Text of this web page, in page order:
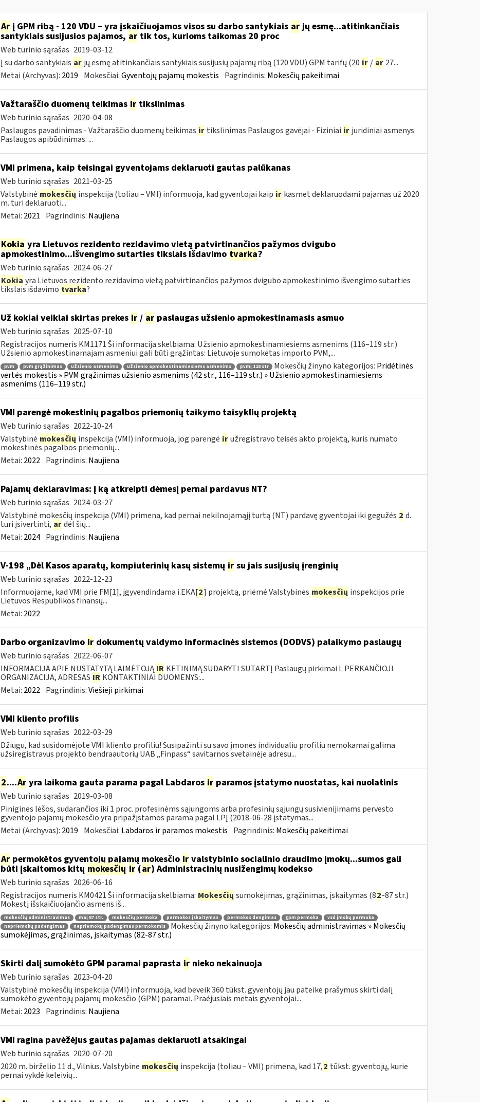
Arį GPM ribą - 120 VDU – yra įskaičiuojamos visos su darbo santykiais arjų esmę...atitinkančiais
santykiais susijusios pajamos, artik tos, kurioms taikomas 20 proc
Web turinio sąrašas 2019-03-12
Į su darbo santykiais ar jų esmę atitinkančiais santykiais susijusių pajamų ribą (120 VDU) GPM tarifų (20 ir / ar 27...
Metai (Archyvas): 2019 Mokesčiai:Gyventojų pajamų mokestis Pagrindinis: Mokesčių pakeitimai
Važtaraščio duomenų teikimas irtikslinimas
Web turinio sąrašas 2020-04-08
Paslaugos pavadinimas - Važtaraščio duomenų teikimas ir tikslinimas Paslaugos gavėjai - Fiziniai ir juridiniai asmenys
Paslaugos apibūdinimas: ...
VMI primena, kaip teisingai gyventojams deklaruoti gautas palūkanas
Web turinio sąrašas 2021-03-25
Valstybinė mokesčių inspekcija (toliau – VMI) informuoja, kad gyventojai kaip ir kasmet deklaruodami pajamas už 2020
m. turi deklaruoti...
Metai: 2021 Pagrindinis: Naujiena
Kokia yra Lietuvos rezidento rezidavimo vietą patvirtinančios pažymos dvigubo
apmokestinimo...išvengimo sutarties tikslais išdavimo tvarka?
Web turinio sąrašas 2024-06-27
Kokia yra Lietuvos rezidento rezidavimo vietą patvirtinančios pažymos dvigubo apmokestinimo išvengimo sutarties
tikslais išdavimo tvarka?
Už kokiai veiklai skirtas prekes ir/ arpaslaugas užsienio apmokestinamasis asmuo
Web turinio sąrašas 2025-07-10
Registracijos numeris KM1171 Ši informacija skelbiama: Užsienio apmokestinamiesiems asmenims (116–119 str.)
Užsienio apmokestinamajam asmeniui gali būti grąžintas: Lietuvoje sumokėtas importo PVM,...
pvm pvm grąžinimas užsienio asmenims užsienio apmokestinamiesiems asmenims pvmį 118 str Mokesčių žinyno kategorijos: Pridėtinės
vertės mokestis » PVM grąžinimas užsienio asmenims (42 str., 116–119 str.) » Užsienio apmokestinamiesiems
asmenims (116–119 str.)
VMI parengė mokestinių pagalbos priemonių taikymo taisyklių projektą
Web turinio sąrašas 2022-10-24
Valstybinė mokesčių inspekcija (VMI) informuoja, jog parengė ir užregistravo teisės akto projektą, kuris numato
mokestinės pagalbos priemonių...
Metai: 2022 Pagrindinis: Naujiena
Pajamų deklaravimas: į ką atkreipti dėmesį pernai pardavus NT?
Web turinio sąrašas 2024-03-27
Valstybinė mokesčių inspekcija (VMI) primena, kad pernai nekilnojamąjį turtą (NT) pardavę gyventojai iki gegužės 2 d.
turi įsivertinti, ar dėl šių...
Metai: 2024 Pagrindinis: Naujiena
V-198 „Dėl Kasos aparatų, kompiuterinių kasų sistemų irsu jais susijusių įrenginių
Web turinio sąrašas 2022-12-23
Informuojame, kad VMI prie FM[1], įgyvendindama i.EKA[2] projektą, priėmė Valstybinės mokesčių inspekcijos prie
Lietuvos Respublikos finansų...
Metai: 2022
Darbo organizavimo irdokumentų valdymo informacinės sistemos (DODVS) palaikymo paslaugų
Web turinio sąrašas 2022-06-07
INFORMACIJA APIE NUSTATYTĄ LAIMĖTOJĄIR KETINIMĄ SUDARYTI SUTARTĮ Paslaugų pirkimai I. PERKANČIOJI
ORGANIZACIJA, ADRESAS IR KONTAKTINIAI DUOMENYS:...
Metai: 2022 Pagrindinis:Viešieji pirkimai
VMI kliento profilis
Web turinio sąrašas 2022-03-29
Džiugu, kad susidomėjote VMI kliento profiliu! Susipažinti su savo įmonės individualiu profiliu nemokamai galima
užsiregistravus projekto bendraautorių UAB „Finpass“ savitarnos svetainėje adresu...
2....Aryra laikoma gauta parama pagal Labdaros irparamos įstatymo nuostatas, kai nuolatinis
Web turinio sąrašas 2019-03-08
Piniginės lėšos, sudarančios iki 1 proc. profesinėms sąjungoms arba profesinių sąjungų susivienijimams pervesto
gyventojo pajamų mokesčio yra pripažįstamos parama pagal LPĮ (2018-06-28 įstatymas...
Metai (Archyvas): 2019 Mokesčiai: Labdaros ir paramos mokestis Pagrindinis: Mokesčių pakeitimai
Arpermokėtos gyventojų pajamų mokesčio irvalstybinio socialinio draudimo įmokų...sumos gali
būti įskaitomos kitų mokesčių ir(ar) Administracinių nusižengimų kodekso
Web turinio sąrašas 2026-06-16
Registracijos numeris KM0421 Ši informacija skelbiama: Mokesčių sumokėjimas, grąžinimas, įskaitymas (82-87 str.)
Mokestį išskaičiuojančio asmens iš...
mokesčių administravimas maį 87 str. mokesčių permoka permokos įskaitymas permokos dengimas gpm permoka
vsd įmokų permoka
nepriemokų padengimas
nepriemokų padengimas permokomis Mokesčių žinyno kategorijos: Mokesčių administravimas » Mokesčių
sumokėjimas, grąžinimas, įskaitymas (82-87 str.)
Skirti dalį sumokėto GPM paramai paprasta irnieko nekainuoja
Web turinio sąrašas 2023-04-20
Valstybinė mokesčių inspekcija (VMI) informuoja, kad beveik 360 tūkst. gyventojų jau pateikė prašymus skirti dalį
sumokėto gyventojų pajamų mokesčio (GPM) paramai. Praėjusiais metais gyventojai...
Metai: 2023 Pagrindinis: Naujiena
VMI ragina pavėžėjus gautas pajamas deklaruoti atsakingai
Web turinio sąrašas 2020-07-20
2020 m. birželio 11 d., Vilnius. Valstybinė mokesčių inspekcija (toliau – VMI) primena, kad 17,2 tūkst. gyventojų, kurie
pernai vykdė keleivių...